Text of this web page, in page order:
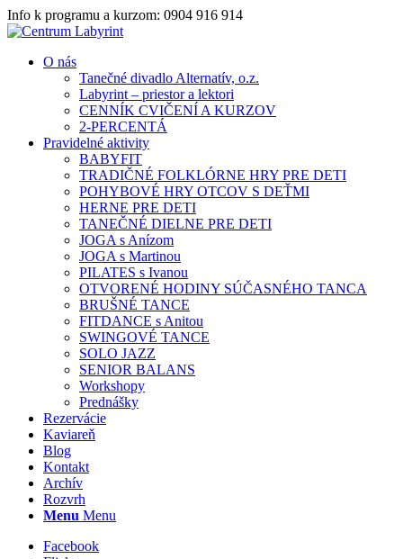
Info k programu a kurzom: 0904 916 914
O nás
Tanečné divadlo Alternatív, o.z.
Labyrint – priestor a lektori
CENNÍK CVIČENÍ A KURZOV
2-PERCENTÁ
Pravidelné aktivity
BABYFIT
TRADIČNÉ FOLKLÓRNE HRY PRE DETI
POHYBOVÉ HRY OTCOV S DEŤMI
HERNE PRE DETI
TANEČNÉ DIELNE PRE DETI
JOGA s Anízom
JOGA s Martinou
PILATES s Ivanou
OTVORENÉ HODINY SÚČASNÉHO TANCA
BRUŠNÉ TANCE
FITDANCE s Anitou
SWINGOVÉ TANCE
SOLO JAZZ
SENIOR BALANS
Workshopy
Prednášky
Rezervácie
Kaviareň
Blog
Kontakt
Archív
Rozvrh
Menu Menu
Facebook